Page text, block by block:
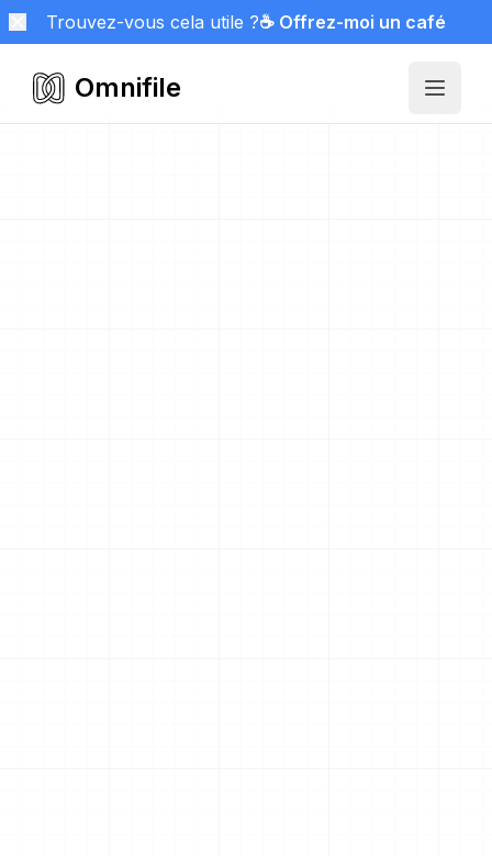
Trouvez-vous cela utile ?☕ Offrez-moi un café
Omnifile